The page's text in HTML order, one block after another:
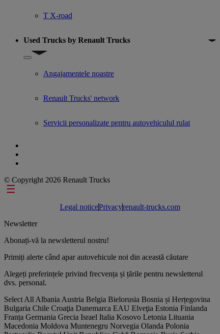
T X-road
Used Trucks by Renault Trucks
Show submenu for Used Trucks by Renault Trucks
Angajamentele noastre
Renault Trucks' network
Servicii personalizate pentru autovehiculul rulat
© Copyright 2026 Renault Trucks
Footer links
Legal noticePrivacyrenault-trucks.com
Newsletter
Abonați-vă la newsletterul nostru!
Primiți alerte când apar autovehicule noi din această căutare
Alegeți preferințele privind frecvența și țările pentru newsletterul
dvs. personal.
Select All Albania Austria Belgia Bielorusia Bosnia și Herțegovina
Bulgaria Chile Croaţia Danemarca EAU Elveţia Estonia Finlanda
Franța Germania Grecia Israel Italia Kosovo Letonia Lituania
Macedonia Moldova Muntenegru Norvegia Olanda Polonia